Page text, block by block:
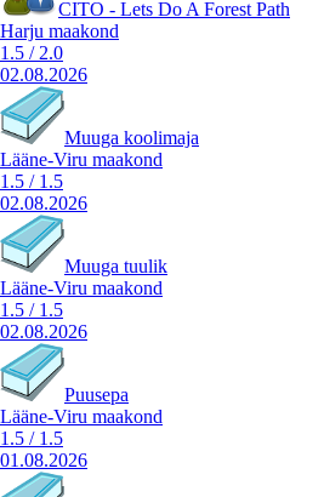
CITO - Lets Do A Forest Path
Harju maakond
1.5 / 2.0
02.08.2026
Muuga koolimaja
Lääne-Viru maakond
1.5 / 1.5
02.08.2026
Muuga tuulik
Lääne-Viru maakond
1.5 / 1.5
02.08.2026
Puusepa
Lääne-Viru maakond
1.5 / 1.5
01.08.2026